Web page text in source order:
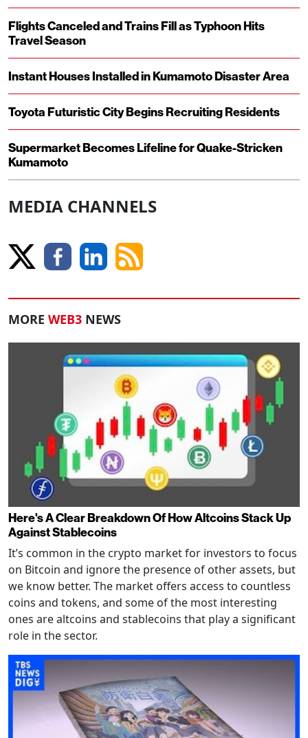
Flights Canceled and Trains Fill as Typhoon Hits
Travel Season
Instant Houses Installed in Kumamoto Disaster Area
Toyota Futuristic City Begins Recruiting Residents
Supermarket Becomes Lifeline for Quake-Stricken
Kumamoto
MEDIA CHANNELS
MORE WEB3 NEWS
Here's A Clear Breakdown Of How Altcoins Stack Up
Against Stablecoins
It’s common in the crypto market for investors to focus
on Bitcoin and ignore the presence of other assets, but
we know better. The market offers access to countless
coins and tokens, and some of the most interesting
ones are altcoins and stablecoins that play a significant
role in the sector.